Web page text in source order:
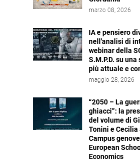
marzo 08, 2026
IA e pensiero
nell'analisi di
webinar della
S.M.P.D. su
più attuale e
maggio 28, 2026
“2050 – La
ghiacci”: la
del volume di
Tonini e Cecilia
Campus
European
Economics